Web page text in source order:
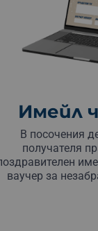
Имейл
В посочения
получателя
ваучер за